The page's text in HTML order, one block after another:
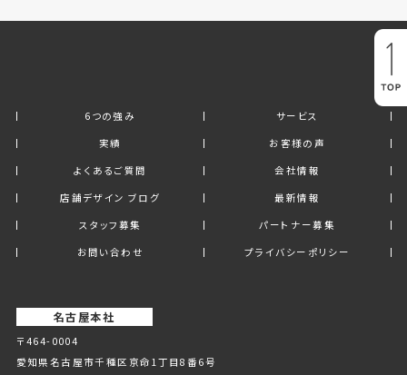
6つの強み
サービス
実績
お客様の声
よくあるご質問
会社情報
店舗デザイン ブログ
最新情報
スタッフ募集
パートナー募集
お問い合わせ
プライバシーポリシー
名古屋本社
〒464-0004
愛知県名古屋市千種区京命1丁⽬8番6号